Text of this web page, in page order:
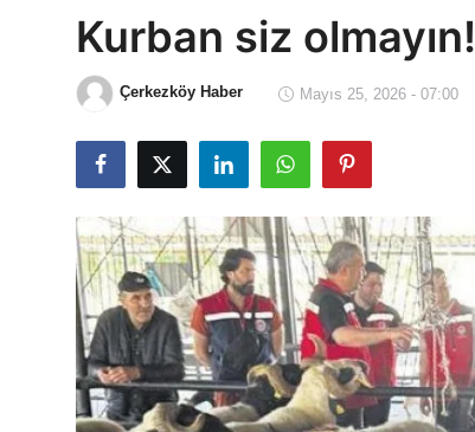
Dünya Haberleri
Çerkezköy
Kurban siz olmayın!
Çerkezköy Haber Mayıs 25, 2026 - 07:00